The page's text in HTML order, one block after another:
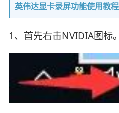
英伟达显卡录屏功能使用教程
1、首先右击NVIDIA图标。